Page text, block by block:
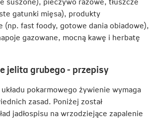
gatunki mięsa), produkty
(np. fast foody, gotowe dania obiadowe),
gazowane, mocną kawę i herbatę
jelita grubego - przepisy
pokarmowego żywienie wymaga
zasad. Poniżej został
jadłospisu na wrzodziejące zapalenie